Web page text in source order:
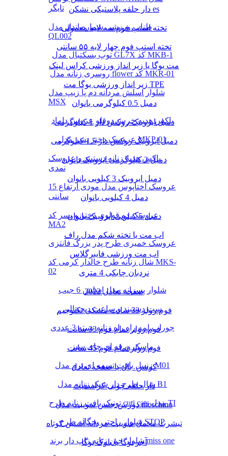
تایگر
طناب ورزشی شماره انداز مدل
QL002
توپ بسکتبال مدل GL7X کد MKB-1
روسری زنانه مدل flower کد MKR-01
شلوار اسلش مردانه دم پا زیپ مدل
MSX
باکس هدیه خرس دوقلو عروس داماد
عروسک دختر پسر مدل MKP-01
باکس هدیه زنانه دستبند و عروسک
نمدی
عروسک اختاپوس مدل مودی ارتفاع 15
سانتی
عروسک دو قولوی دختر و پسر کد
MA2
عروسک خمیری طرح پدر بزرگ فانتزی
شال زنانه طرح خالدار کرمی کد MKS-
02
شلوار پسرانه مدل اسلش 6 جیب
ست دستبند و ساعت دیجیتالی
جوراب لمه راه راه زنانه بسته 3 عددی
ماسک ورقه ای چای سبز
زنبیل بافت تسمه ای نرم مدل M01
شال طرح دار شیک زنانه مدل B1
تونیک بافت زنانه طرح cuti cats مدل TI
شلوار راحتی بچگانه طرح STOP
شلوار جین زنانه زاپ دار برند miss one
دار حلقه پلاستیکی نشکن es
تخته استپ فوم سه لایه معمولی
تخته استپ فوم چهار لایه ۵۵ سانتی
مت یوگا یا زیر انداز ورزشی کراس لینک
زیر انداز ورزشی یوگا مت TPE
دمبل 0.5 کیلوگرمی بانوان
دمبل ایروبیک روکش‌ دار 1 کیلوگرمی
دمبل ایروبیک روکش‌ دار 1.5 کیلوگرمی
دمبل 2 کیلوگرمی ایروبیک بانوان
دمبل ایروبیک 3 کیلویی بانوان
دمبل 4 کیلویی بانوان
دمبل 5 کیلویی ایروبیک بانوان
اب مت یا تخته شکم مدل راف
اب مت ورزشی فایبرگلاس
نردبان چابکی 4 متری
صفحه تعادل 2022
فوم رولر 33 سانت مشکی تکنوجیم
فوم رولر تمام فوم 33 سانت
فوم رولر تمام فوم 45 سانت
کوشن بال یا صفحه تعادل
دار حلقه چوبی کراسفیت
دورس جنس سوییت مدل moschino
تیشرت مخمل سوییت مردانه آستین کوتاه
آجر یوگا یا بلوک یوگا